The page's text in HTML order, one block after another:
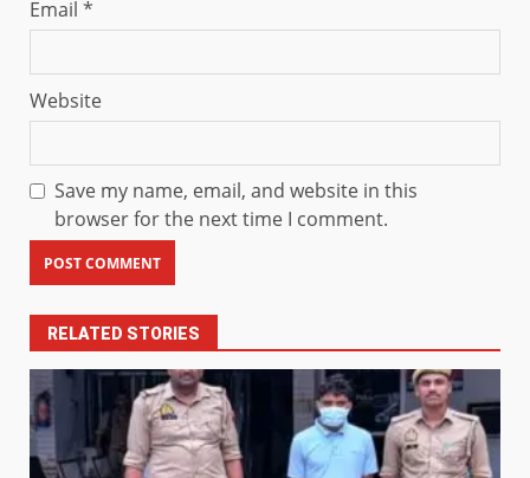
Email *
Website
Save my name, email, and website in this
browser for the next time I comment.
RELATED STORIES